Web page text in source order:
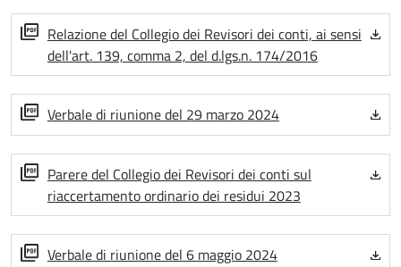
Relazione del Collegio dei Revisori dei conti, ai sensi
dell'art. 139, comma 2, del d.lgs.n. 174/2016
Verbale di riunione del 29 marzo 2024
Parere del Collegio dei Revisori dei conti sul
riaccertamento ordinario dei residui 2023
Verbale di riunione del 6 maggio 2024